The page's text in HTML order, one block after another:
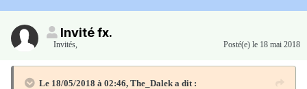
Invité fx.
Invités, Posté(e) le 18 mai 2018
Le 18/05/2018 à 02:46, The_Dalek a dit :